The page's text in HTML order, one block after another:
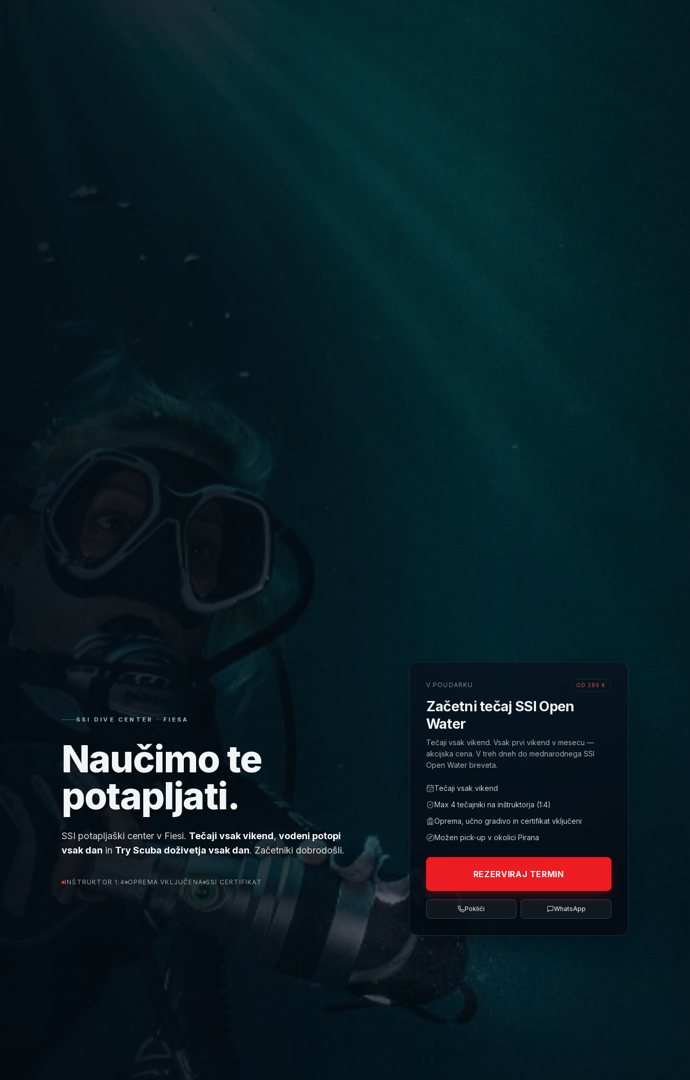
SSI DIVE CENTER · FIESA
Naučimo te
potapljati.
SSI potapljaški center v Fiesi. Tečaji vsak vikend, vodeni potopi
vsak dan in Try Scuba doživetja vsak dan. Začetniki dobrodošli.
INŠTRUKTOR 1:4 OPREMA VKLJUČENA SSI CERTIFIKAT
V POUDARKU OD 289 €
Začetni tečaj SSI Open
Water
Tečaji vsak vikend. Vsak prvi vikend v mesecu —
akcijska cena. V treh dneh do mednarodnega SSI
Open Water breveta.
Tečaji vsak vikend
Max 4 tečajniki na inštruktorja (1:4)
Oprema, učno gradivo in certifikat vključeni
Možen pick-up v okolici Pirana
REZERVIRAJ TERMIN
Pokliči WhatsApp